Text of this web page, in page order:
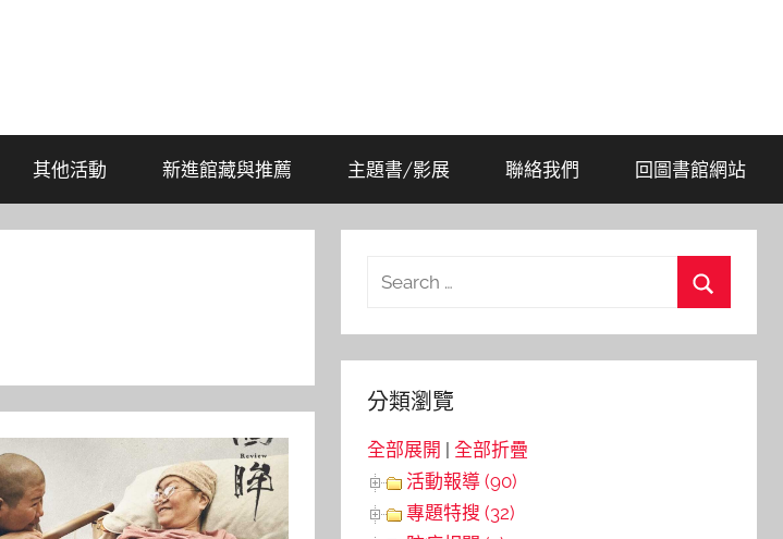
其他活動 新進館藏與推薦 主題書/影展 聯絡我們 回圖書館網站
Search
分類瀏覽
全部展開 |全部折疊
活動報導 (90)
專題特搜 (32)